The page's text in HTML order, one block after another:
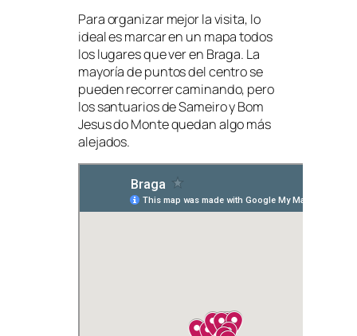
Para organizar mejor la visita, lo
ideal es marcar en un mapa todos
los lugares que ver en Braga. La
mayoría de puntos del centro se
pueden recorrer caminando, pero
los santuarios de Sameiro y Bom
Jesus do Monte quedan algo más
alejados.